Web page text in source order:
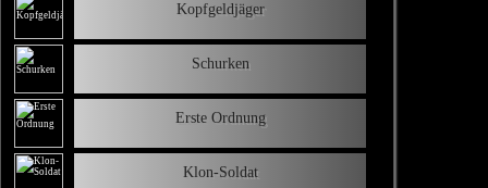
Kopfgeldjäger
Schurken
Erste Ordnung
Klon-Soldat